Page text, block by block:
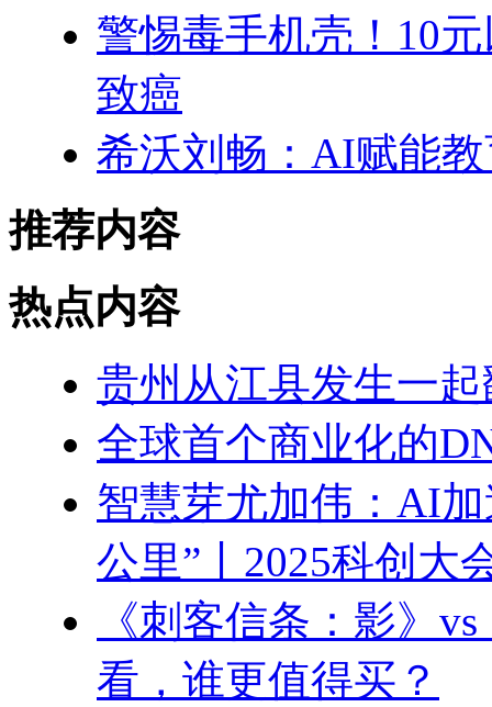
警惕毒手机壳！10
致癌
希沃刘畅：AI赋能
推荐内容
热点内容
贵州从江县发生一
全球首个商业化的
智慧芽尤加伟：AI
公里”丨2025科创大
《刺客信条：影》
看，谁更值得买？